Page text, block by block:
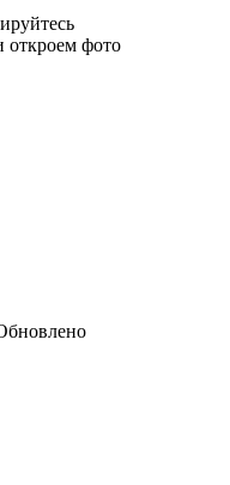
откроем фото